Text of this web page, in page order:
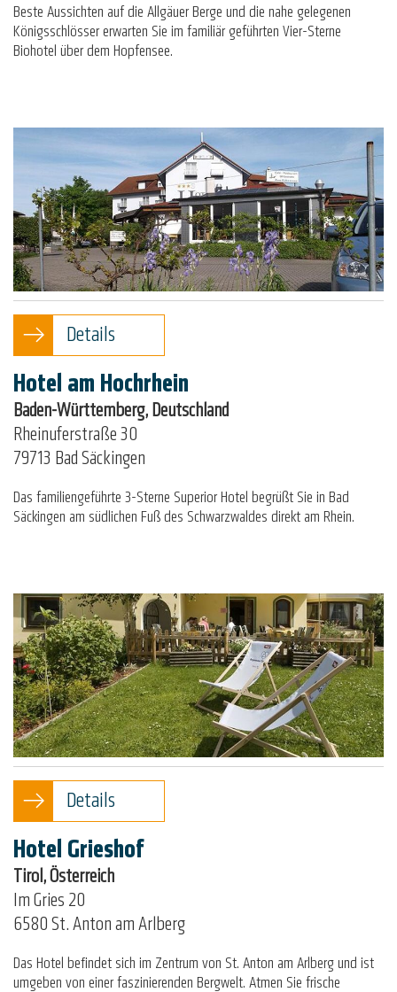
Beste Aussichten auf die Allgäuer Berge und die nahe gelegenen
Königsschlösser erwarten Sie im familiär geführten Vier-Sterne
Biohotel über dem Hopfensee.
Details
Hotel am Hochrhein
Baden-Württemberg, Deutschland
Rheinuferstraße 30
79713 Bad Säckingen
Das familiengeführte 3-Sterne Superior Hotel begrüßt Sie in Bad
Säckingen am südlichen Fuß des Schwarzwaldes direkt am Rhein.
Details
Hotel Grieshof
Tirol, Österreich
Im Gries 20
6580 St. Anton am Arlberg
Das Hotel befindet sich im Zentrum von St. Anton am Arlberg und ist
umgeben von einer faszinierenden Bergwelt. Atmen Sie frische